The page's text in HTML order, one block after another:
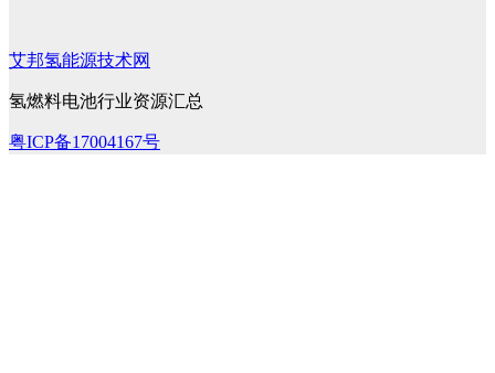
艾邦氢能源技术网
氢燃料电池行业资源汇总
粤ICP备17004167号